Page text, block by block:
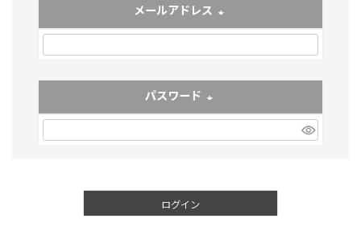
メールアドレス
(必須)
パスワード
(必須)
ログイン